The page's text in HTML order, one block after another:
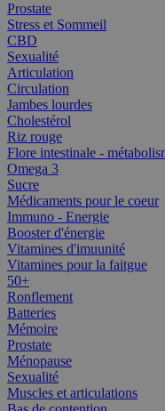
Prostate
Stress et Sommeil
CBD
Sexualité
Articulation
Circulation
Jambes lourdes
Cholestérol
Riz rouge
Flore intestinale -
Omega 3
Sucre
Médicaments pour le coeur
Immuno - Energie
Booster d'énergie
Vitamines d'imuunité
Vitamines pour la faitgue
50+
Ronflement
Batteries
Mémoire
Prostate
Ménopause
Sexualité
Muscles et articulations